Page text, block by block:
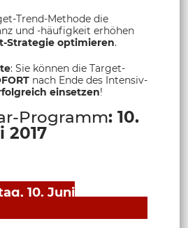
Trend-Methode die
und -häufigkeit erhöhen
Strategie optimieren.
: Sie können die Target-
nach Ende des Intensiv-
einsetzen!
Programm: 10.
2017
10. Juni